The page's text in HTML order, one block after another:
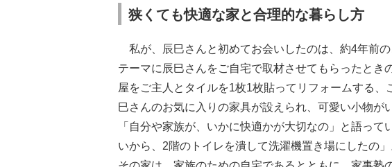
狭くても快適な家と合理的な暮らし方
私が、辰巳さんと初めてお会いしたのは、約4年前
テーマに辰巳さんをご自宅で取材させてもらったと
屋をご主人とタイルを1枚1枚貼ってリフォームする
巳さんのお気に入りの家具が設えられ、可愛い小物
「自分や家族が、いかに快適かが大切なの」と語っ
いから、2階のトイレを潰して洗濯機置き場にしたの